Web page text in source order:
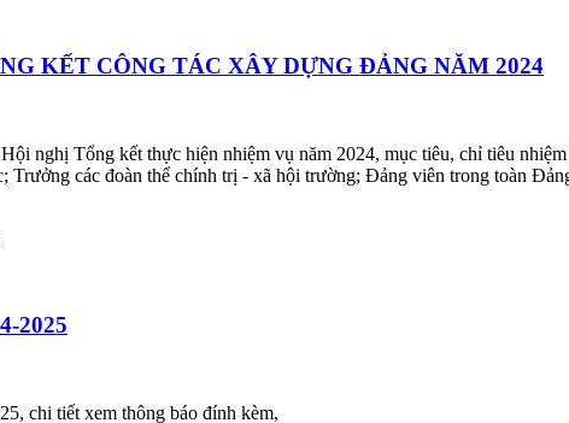
KẾT CÔNG TÁC XÂY DỰNG ĐẢNG NĂM 2024
nghị Tổng kết thực hiện nhiệm vụ năm 2024, mục tiêu, chỉ tiêu
các đoàn thể chính trị - xã hội trường; Đảng viên trong toàn
2025
chi tiết xem thông báo đính kèm,